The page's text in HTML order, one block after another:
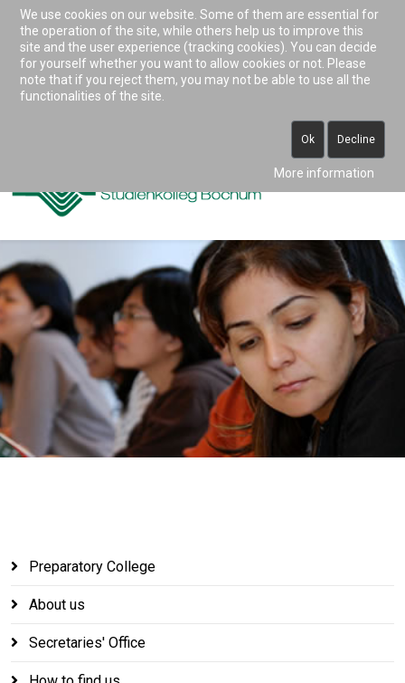
Accessibility & Tools
0234 938 82 0 (vormittags)
Preparatory College
About us
Secretaries' Office
We use cookies on our website. Some of them are essential for
the operation of the site, while others help us to improve this
site and the user experience (tracking cookies). You can decide
for yourself whether you want to allow cookies or not. Please
note that if you reject them, you may not be able to use all the
functionalities of the site.
Ok Decline
More information